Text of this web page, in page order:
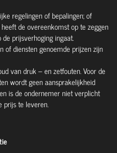
regelingen of bepalingen; of
de overeenkomst op te zeggen
prijsverhoging ingaat.
of diensten genoemde prijzen zijn
van druk – en zetfouten. Voor de
wordt geen aansprakelijkheid
is de ondernemer niet verplicht
prijs te leveren.